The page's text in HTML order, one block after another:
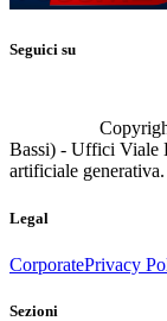
Seguici su
Bassi) - Uffici Viale
artificiale
Legal
CorporatePrivacy
Sezioni